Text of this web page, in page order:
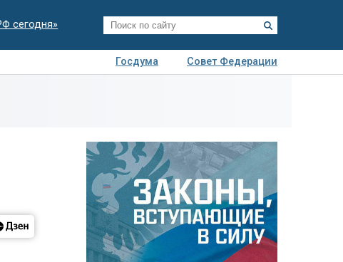
сегодня»
Госдума
Совет Федерации